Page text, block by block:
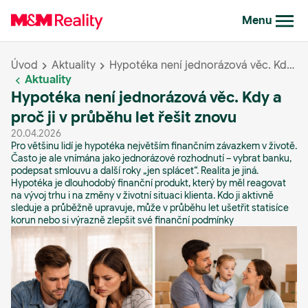
Menu
Úvod Aktuality
Hypotéka není jednorázová věc. Kdy a proč ji v průběhu let řešit znovu
Aktuality
Hypotéka není jednorázová věc. Kdy a
proč ji v průběhu let řešit znovu
20.04.2026
Pro většinu lidí je hypotéka největším finančním závazkem v životě.
Často je ale vnímána jako jednorázové rozhodnutí – vybrat banku,
podepsat smlouvu a další roky „jen splácet“. Realita je jiná.
Hypotéka je dlouhodobý finanční produkt, který by měl reagovat
na vývoj trhu i na změny v životní situaci klienta. Kdo ji aktivně
sleduje a průběžně upravuje, může v průběhu let ušetřit statisíce
korun nebo si výrazně zlepšit své finanční podmínky